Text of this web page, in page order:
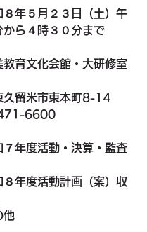
５月２３日（土）午
から４時３０分まで
文化会館・大研修室
市東本町8-14
6600
度活動・決算・監査
活動計画（案）収